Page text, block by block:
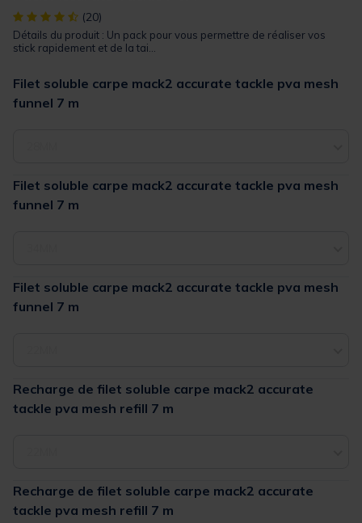
[object Object] out of 5 Customer Rating
(20)
Détails du produit : Un pack pour vous permettre de réaliser vos
stick rapidement et de la tai...
Filet soluble carpe mack2 accurate tackle pva mesh
funnel 7 m
Filet soluble carpe mack2 accurate tackle pva mesh
funnel 7 m
Filet soluble carpe mack2 accurate tackle pva mesh
funnel 7 m
Recharge de filet soluble carpe mack2 accurate
tackle pva mesh refill 7 m
Recharge de filet soluble carpe mack2 accurate
tackle pva mesh refill 7 m